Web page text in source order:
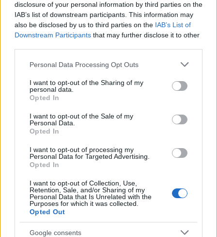
disclosure of your personal information by third parties on the
IAB’s list of downstream participants. This information may
also be disclosed by us to third parties on the IAB’s List of
Downstream Participants that may further disclose it to other
Please note that this website/app uses one or more Google
not limited to your visit or usage behaviour. You may click to
grant or deny consent to Google and its third-party tags to
use your data for below specified purposes in below Google
consent section.
Personal Data Processing Opt Outs
I want to opt-out of the Sharing of my
personal data.
Opted In
I want to opt-out of the Sale of my
Personal Data.
Opted In
I want to opt-out of processing my
Personal Data for Targeted Advertising.
Opted In
I want to opt-out of Collection, Use,
Retention, Sale, and/or Sharing of my
Personal Data that Is Unrelated with the
Purposes for which it was collected.
Opted Out
Google consents
De Soros támogatási rendszere átlátható volt,
ellenőrizhető és nem egy emberen múlott, míg az
orvbáni boszorkánykonyha nem. Mit kapott Vona
Gabi a kezdetekben, hogyan lett megsegítve a kis
első botladozásában, soha ki nem derül.
Boli – Ch.T. is, meg hát!
14 éve
@a szív fészkei:
NEM! Sőt, láttam olyan csajt (lövésem nem volt, hogy
zsidó), aki fekete hajú és egzotikus volt (nem
cigányos), fantasztikusan jó, nyálcsorgatós. Ezek a
rassz marhaságok egy vicc. Elmebetegek végső
menedéke... :)
Képzeld el Dolfi bátyót, mint germán férfi ideált, 1
golyóval... KEMÉNY!
Az iwiw képeiteket láttam! Az enyémek is jellemzőek!
Pláne a füleim! :D A lányom meg... Már szolid a prof-
ja. Kész a csaj. Átcuccolt Facebookra.